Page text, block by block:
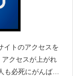
イトのアクセスを
アクセスが上がれ
必死にがんばり